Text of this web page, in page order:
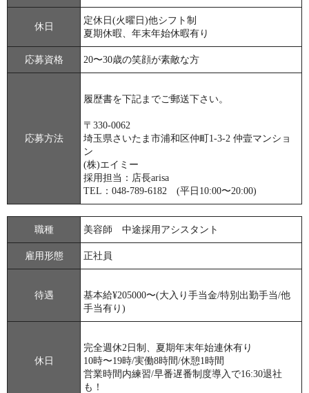
休日
定休日(火曜日)他シフト制
夏期休暇、年末年始休暇有り
応募資格 20〜30歳の笑顔が素敵な方
応募方法
履歴書を下記までご郵送下さい。
〒330-0062
埼玉県さいたま市浦和区仲町1-3-2 仲壹マンショ
ン
(株)エイミー
採用担当：店長arisa
TEL：048-789-6182 (平日10:00〜20:00)
職種 美容師 中途採用アシスタント
雇用形態 正社員
待遇
基本給¥205000〜(大入り手当金/特別出勤手当/他
手当有り)
休日
完全週休2日制、夏期年末年始連休有り
10時〜19時/実働8時間/休憩1時間
営業時間内練習/早番遅番制度導入で16:30退社
も！